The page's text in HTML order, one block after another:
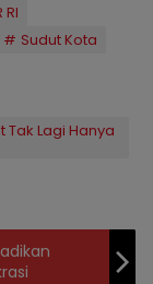
RI
Sudut Kota
Tak Lagi Hanya